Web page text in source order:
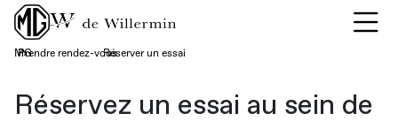
MG
›
Prendre rendez-vous
›
Réserver un essai
Réservez un essai au sein de